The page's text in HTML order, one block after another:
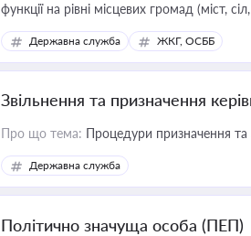
функції на рівні місцевих громад (міст,
Державна служба ЖКГ, ОСББ
Звільнення та призначення
Про що тема: Процедури призначення та
Державна служба
Політично значуща особа (ПЕП)